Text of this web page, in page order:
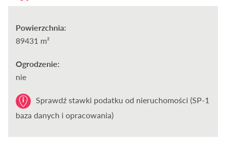
Powierzchnia:
89431 m²
Ogrodzenie:
nie
Sprawdź stawki podatku od nieruchomości (SP-1
baza danych i opracowania)